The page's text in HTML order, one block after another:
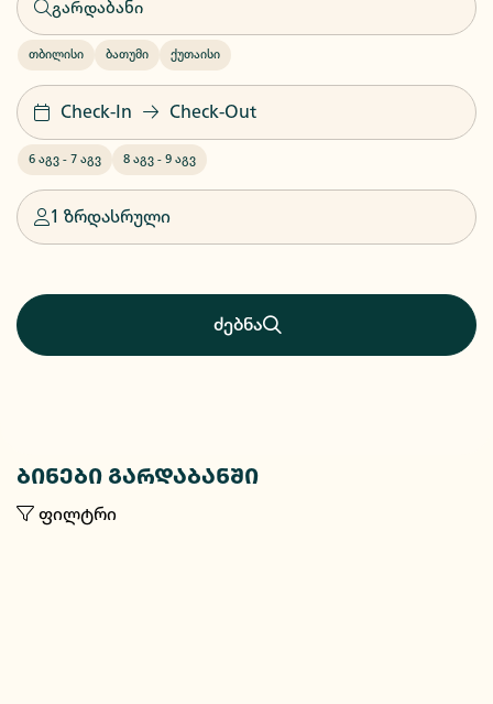
თბილისი ბათუმი ქუთაისი
Check-In Check-Out
6 აგვ - 7 აგვ 8 აგვ - 9 აგვ
1 ზრდასრული
ძებნა
ბინები გარდაბანში
ფილტრი